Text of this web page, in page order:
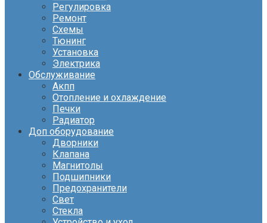
Регулировка
Ремонт
Схемы
Тюнинг
Установка
Электрика
Обслуживание
Акпп
Отопление и охлаждение
Печки
Радиатор
Доп оборудование
Дворники
Клапана
Магнитолы
Подшипники
Предохранители
Свет
Стекла